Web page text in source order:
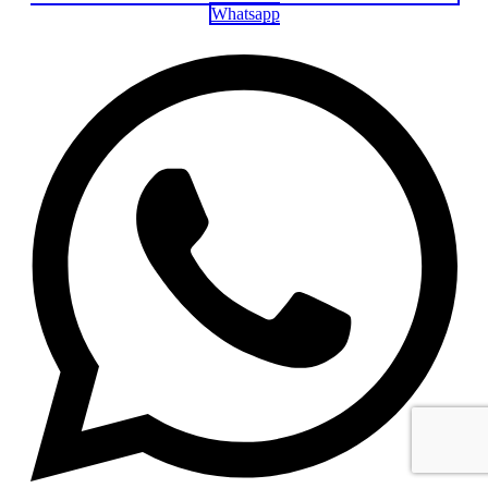
Whatsapp